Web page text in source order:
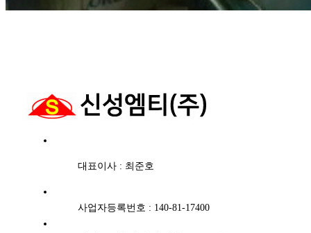
대표이사 : 최준호
사업자등록번호 : 140-81-17400